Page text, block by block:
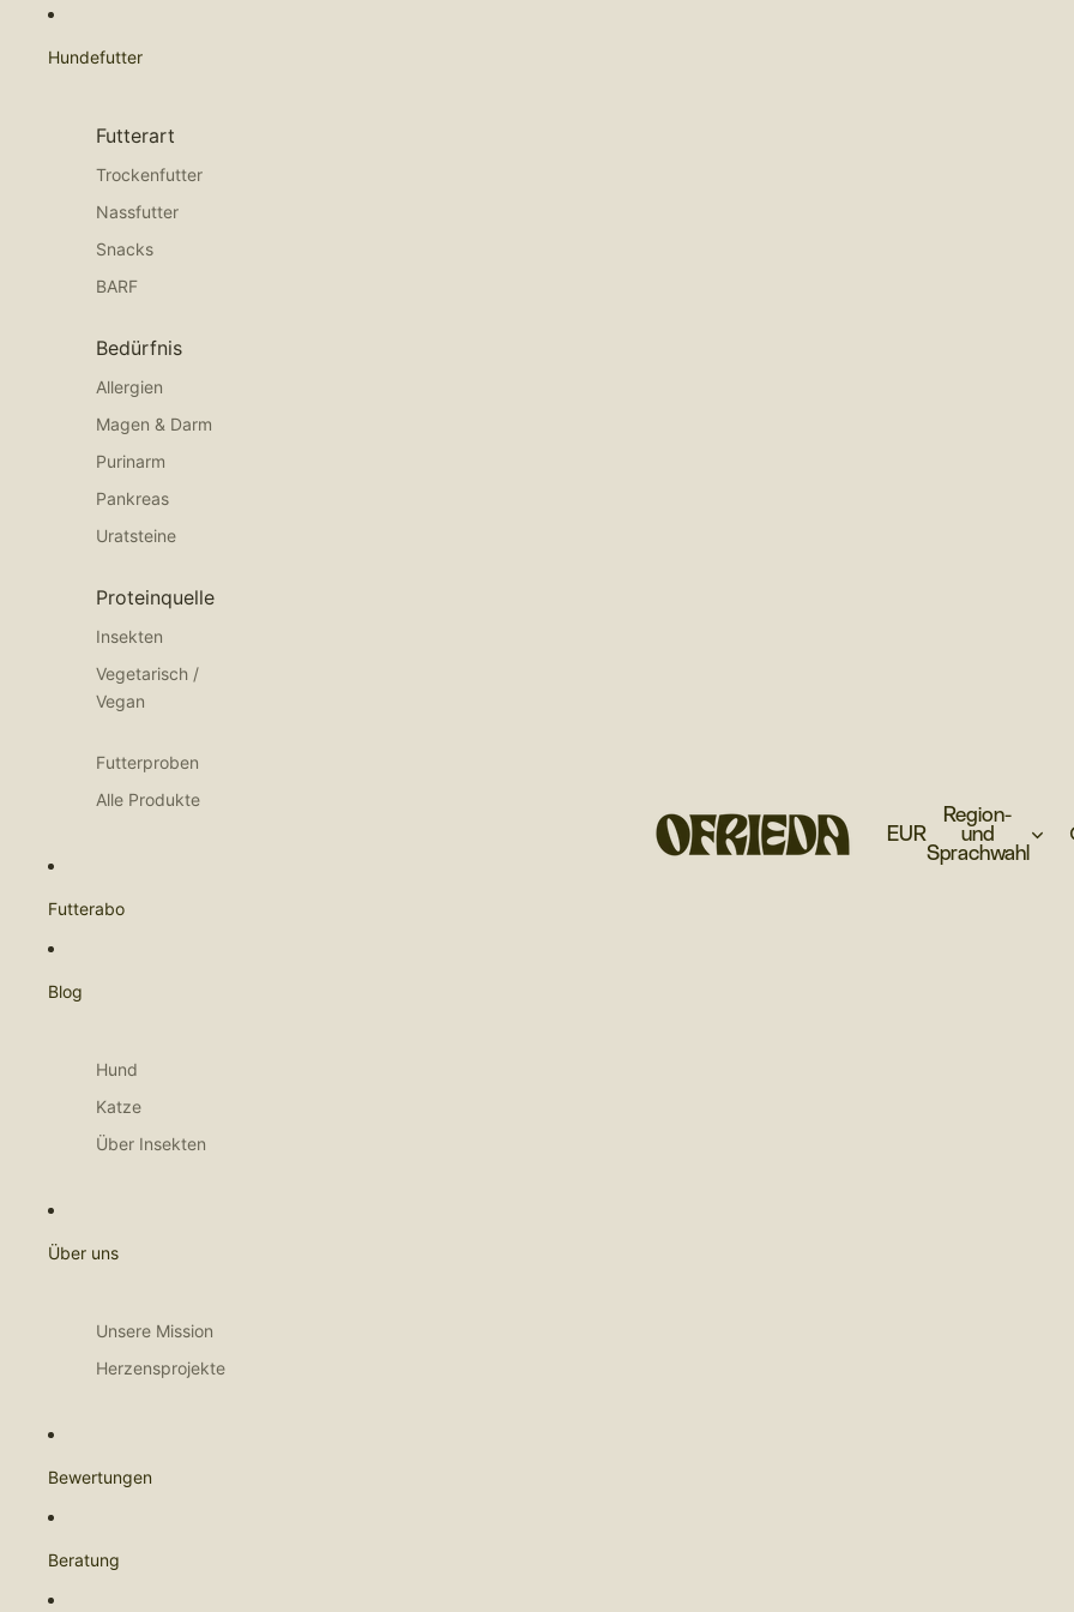
Hundefutter
Futterart
Trockenfutter
Nassfutter
Snacks
BARF
Bedürfnis
Allergien
Magen & Darm
Purinarm
Pankreas
Uratsteine
Proteinquelle
Insekten
Vegetarisch /
Vegan
Futterproben
Alle Produkte
Futterabo
Blog
Hund
Katze
Über Insekten
Über uns
Unsere Mission
Herzensprojekte
Bewertungen
Beratung
EUR
Region-
und
Sprachwahl